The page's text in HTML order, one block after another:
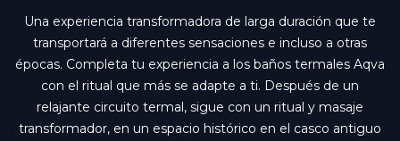
Una experiencia transformadora de larga duración que te
transportará a diferentes sensaciones e incluso a otras
épocas. Completa tu experiencia a los baños termales Aqva
con el ritual que más se adapte a ti. Después de un
relajante circuito termal, sigue con un ritual y masaje
transformador, en un espacio histórico en el casco antiguo